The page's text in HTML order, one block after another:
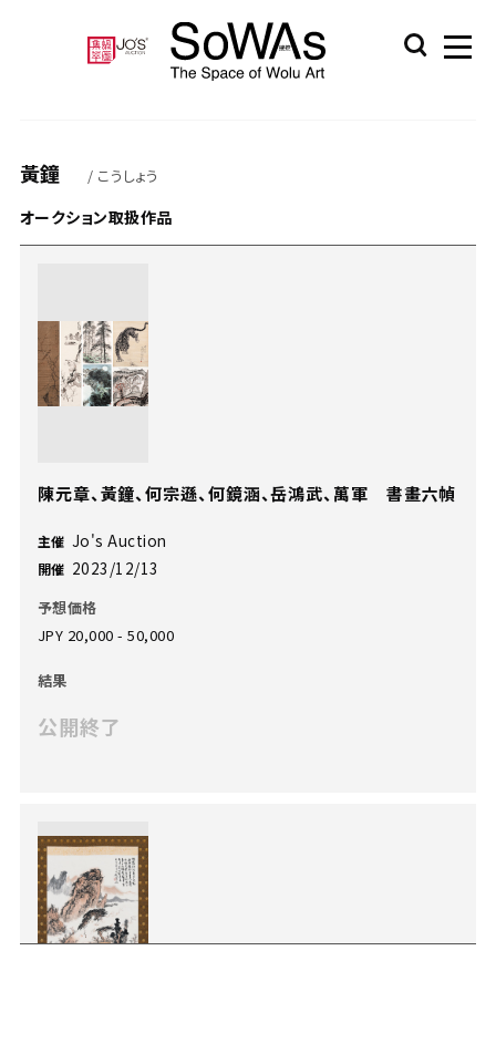
黃鐘 / こうしょう
オークション取扱作品
陳元章、黃鐘、何宗遜、何鏡涵、岳鴻武、萬軍 書畫六幀
主催 Jo's Auction
開催 2023/12/13
予想価格
JPY 20,000 - 50,000
結果
公開終了